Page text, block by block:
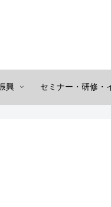
興 セミナー・研修・